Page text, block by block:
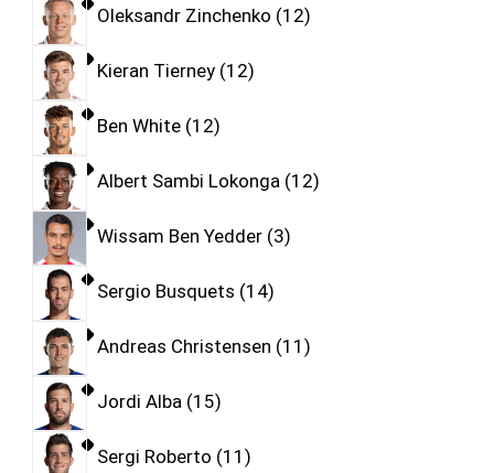
Oleksandr Zinchenko 12
Kieran Tierney 12
Ben White 12
Albert Sambi Lokonga 12
Wissam Ben Yedder 3
Sergio Busquets 14
Andreas Christensen 11
Jordi Alba 15
Sergi Roberto 11